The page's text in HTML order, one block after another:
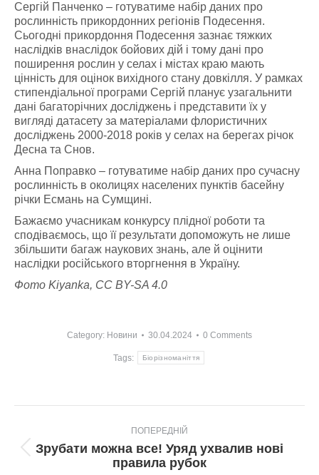
Сергій Панченко – готуватиме набір даних про
рослинність прикордонних регіонів Подесення.
Сьогодні прикордоння Подесення зазнає тяжких
наслідків внаслідок бойових дій і тому дані про
поширення рослин у селах і містах краю мають
цінність для оцінок вихідного стану довкілля. У рамках
стипендіальної програми Сергій планує узагальнити
дані багаторічних досліджень і представити їх у
вигляді датасету за матеріалами флористичних
досліджень 2000-2018 років у селах на берегах річок
Десна та Снов.
Анна Поправко – готуватиме набір даних про сучасну
рослинність в околицях населених пунктів басейну
річки Есмань на Сумщині.
Бажаємо учасникам конкурсу плідної роботи та
сподіваємось, що її результати допоможуть не лише
збільшити багаж наукових знань, але й оцінити
наслідки російського вторгнення в Україну.
Фото Kiyanka, CC BY-SA 4.0
Category: Новини 30.04.2024 0 Comments
Tags: Біорізноманіття
navigation
ПОПЕРЕДНІЙ
Попередній
пост:
Зрубати можна все! Уряд ухвалив нові
правила рубок